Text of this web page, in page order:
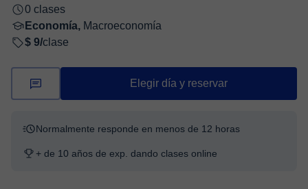
0 clases
Economía, Macroeconomía
$ 9/clase
Elegir día y reservar
Normalmente responde en menos de 12 horas
+ de 10 años de exp. dando clases online